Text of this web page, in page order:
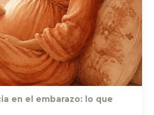
en el embarazo: lo que